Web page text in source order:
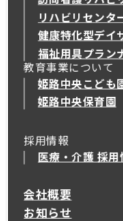
リハビリセンタ
健康特化型デイ
健康特化型デイ
福祉用具プラン
教育事業について
姫路中央こども
姫路中央保育園
採用情報
医療・介護 採用
会社概要
お知らせ